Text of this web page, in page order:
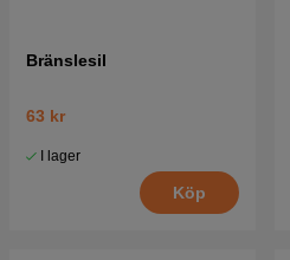
Bränslesil
63 kr
I lager
Köp